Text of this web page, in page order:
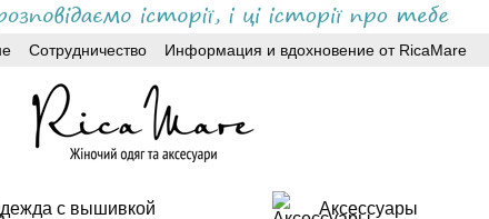
Сотрудничество Информация и вдохновение от RicaMare
с вышивкой Аксессуары